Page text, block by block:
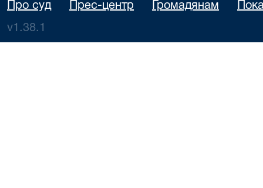
Про суд Прес-центр Громадянам
v1.38.1